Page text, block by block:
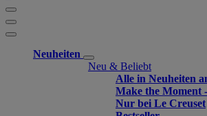
Neuheiten
Neu & Beliebt
Alle in Neuheiten
Make the Moment
Nur bei Le Creuset